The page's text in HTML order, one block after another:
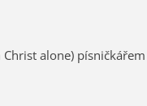
alone)